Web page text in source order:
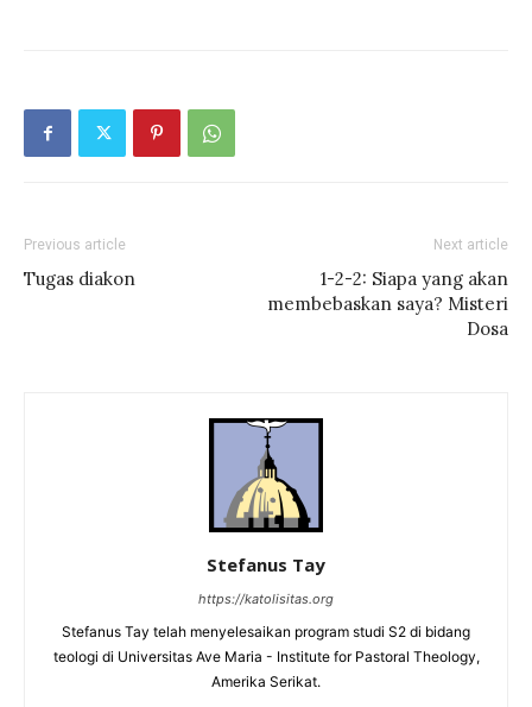
Previous article
Tugas diakon
Next article
1-2-2: Siapa yang akan
membebaskan saya? Misteri
Dosa
Stefanus Tay
https://katolisitas.org
Stefanus Tay telah menyelesaikan program studi S2 di bidang
teologi di Universitas Ave Maria - Institute for Pastoral Theology,
Amerika Serikat.